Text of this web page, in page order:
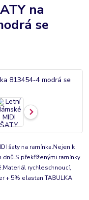
na
se
šaty na ramínka.Nejen k
překříženými ramínky
rychleschnoucí,
+ 5% elastan TABULKA